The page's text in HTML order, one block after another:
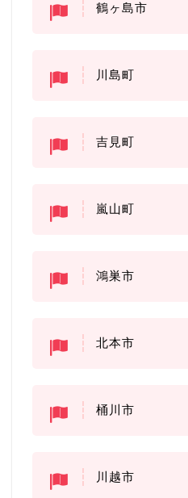
鶴ヶ島市
川島町
吉見町
嵐山町
鴻巣市
北本市
桶川市
川越市